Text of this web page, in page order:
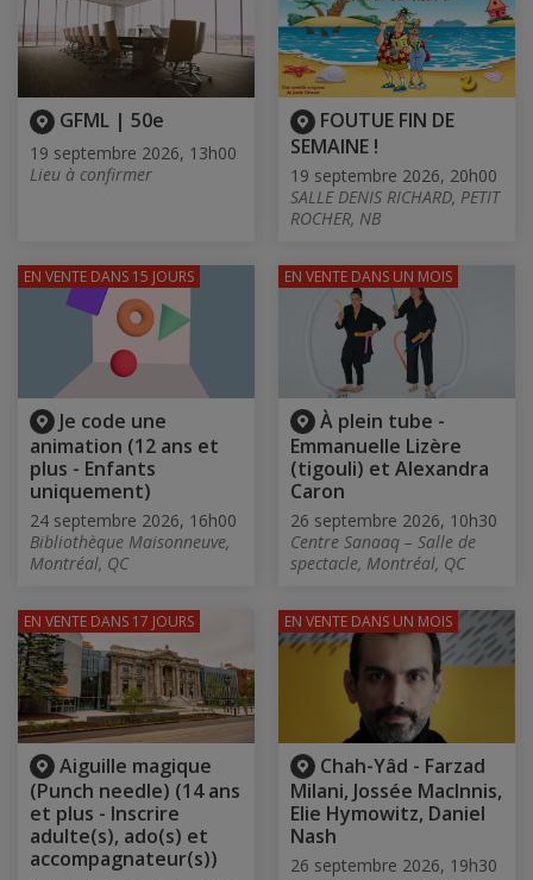
GFML | 50e
19 septembre 2026, 13h00
Lieu à confirmer
FOUTUE FIN DE
SEMAINE !
19 septembre 2026, 20h00
SALLE DENIS RICHARD, PETIT
ROCHER, NB
Je code une
animation (12 ans et
plus - Enfants
uniquement)
24 septembre 2026, 16h00
Bibliothèque Maisonneuve,
Montréal, QC
EN VENTE DANS 15 JOURS
À plein tube -
Emmanuelle Lizère
(tigouli) et Alexandra
Caron
26 septembre 2026, 10h30
Centre Sanaaq – Salle de
spectacle, Montréal, QC
EN VENTE DANS UN MOIS
Aiguille magique
(Punch needle) (14 ans
et plus - Inscrire
adulte(s), ado(s) et
accompagnateur(s))
EN VENTE DANS 17 JOURS
Chah-Yâd - Farzad
Milani, Jossée Maclnnis,
Elie Hymowitz, Daniel
Nash
26 septembre 2026, 19h30
EN VENTE DANS UN MOIS